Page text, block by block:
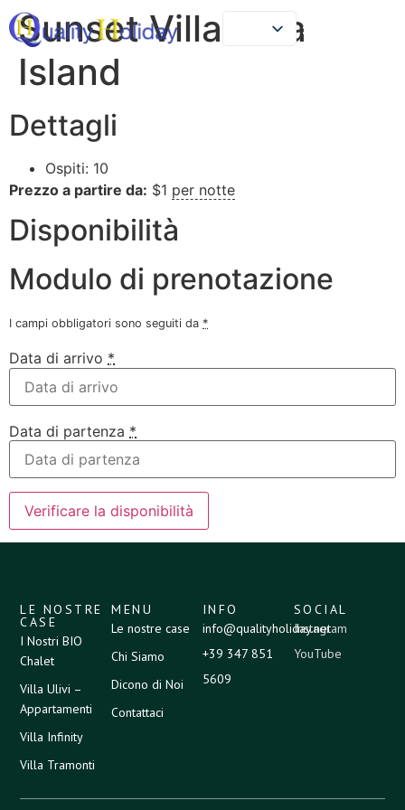
Sunset Villa Elba
Island
Dettagli
Ospiti: 10
Prezzo a partire da: $1 per notte
Disponibilità
Modulo di prenotazione
I campi obbligatori sono seguiti da *
Data di arrivo *
Data di partenza *
LE NOSTRE
CASE
I Nostri BIO
Chalet
Villa Ulivi –
Appartamenti
Villa Infinity
Villa Tramonti
MENU
Le nostre case
Chi Siamo
Dicono di Noi
Contattaci
INFO
info@qualityholiday.net
+39 347 851
5609
SOCIAL
Instagram
YouTube